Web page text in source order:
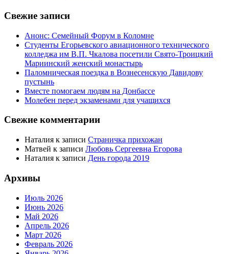
Свежие записи
Анонс: Семейный Форум в Коломне
Студенты Егорьевского авиационного технического
колледжа им В.П. Чкалова посетили Свято-Троицкий
Мариинский женский монастырь
Паломническая поездка в Вознесенскую Давидову
пустынь
Вместе помогаем людям на Донбассе
Молебен перед экзаменами для учащихся
Свежие комментарии
Наталия к записи Страничка прихожан
Матвей к записи Любовь Сергеевна Егорова
Наталия к записи День города 2019
Архивы
Июль 2026
Июнь 2026
Май 2026
Апрель 2026
Март 2026
Февраль 2026